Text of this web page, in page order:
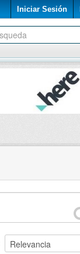
Iniciar Sesión